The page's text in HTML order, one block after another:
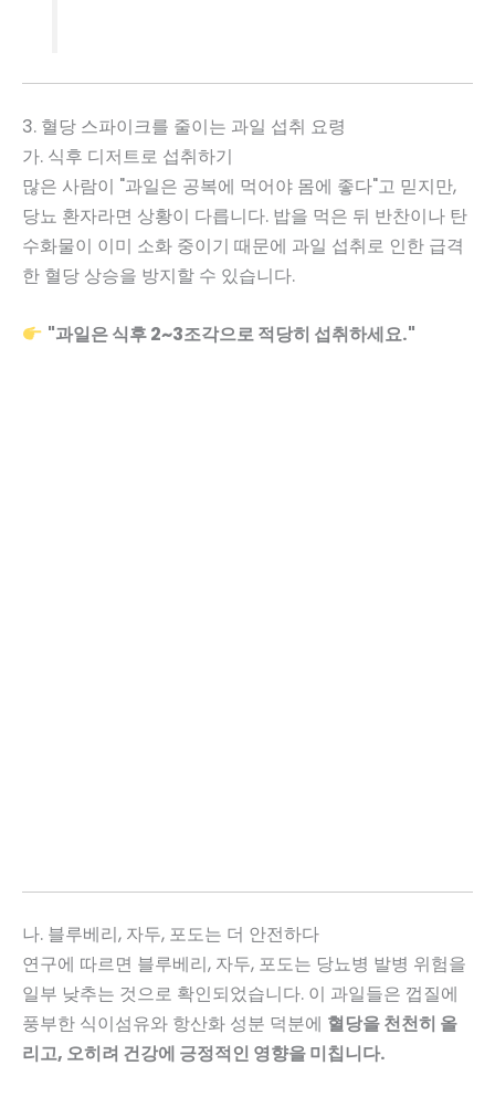
3. 혈당 스파이크를 줄이는 과일 섭취 요령
가. 식후 디저트로 섭취하기
많은 사람이 "과일은 공복에 먹어야 몸에 좋다"고 믿지만,
당뇨 환자라면 상황이 다릅니다. 밥을 먹은 뒤 반찬이나 탄
수화물이 이미 소화 중이기 때문에 과일 섭취로 인한 급격
한 혈당 상승을 방지할 수 있습니다.
"과일은 식후 2~3조각으로 적당히 섭취하세요."
나. 블루베리, 자두, 포도는 더 안전하다
연구에 따르면 블루베리, 자두, 포도는 당뇨병 발병 위험을
일부 낮추는 것으로 확인되었습니다. 이 과일들은 껍질에
풍부한 식이섬유와 항산화 성분 덕분에 혈당을 천천히 올
리고, 오히려 건강에 긍정적인 영향을 미칩니다.